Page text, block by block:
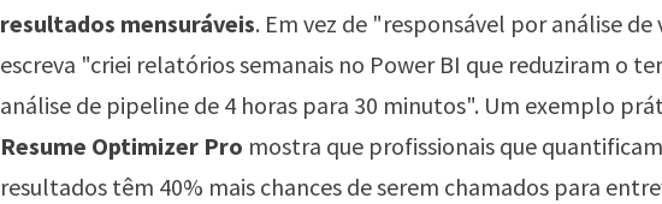
resultados mensuráveis. Em vez de "responsável por análise de
escreva "criei relatórios semanais no Power BI que reduziram o
análise de pipeline de 4 horas para 30 minutos". Um exemplo
Resume Optimizer Pro mostra que profissionais que
resultados têm 40% mais chances de serem chamados para